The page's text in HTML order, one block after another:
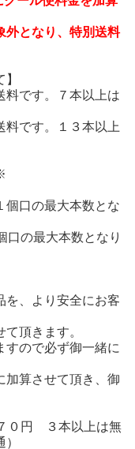
外となり、特別送料
料です。７本以上は
料です。１３本以上
個口の最大本数とな
口の最大本数となり
を、より安全にお客
頂きます。
すので必ず御一緒に
加算させて頂き、御
０円 ３本以上は無